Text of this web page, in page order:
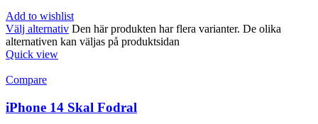
Add to wishlist
Välj alternativ Den här produkten har flera varianter. De olika
alternativen kan väljas på produktsidan
Quick view
Compare
iPhone 14 Skal Fodral